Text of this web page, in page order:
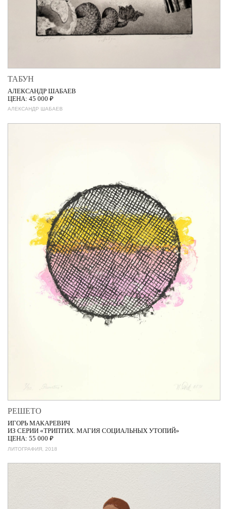
ТАБУН
АЛЕКСАНДР ШАБАЕВ
ЦЕНА: 45 000 ₽
АЛЕКСАНДР ШАБАЕВ
РЕШЕТО
ИГОРЬ МАКАРЕВИЧ
ИЗ СЕРИИ «ТРИПТИХ. МАГИЯ СОЦИАЛЬНЫХ УТОПИЙ»
ЦЕНА: 55 000 ₽
ЛИТОГРАФИЯ, 2018